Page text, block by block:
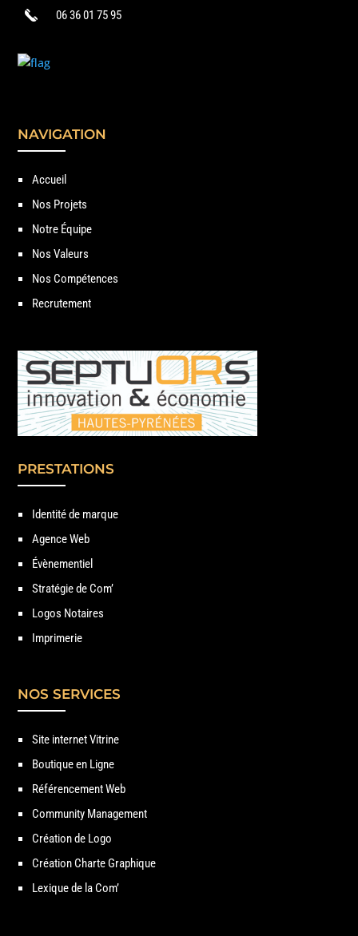
06 36 01 75 95
NAVIGATION
Accueil
Nos Projets
Notre Équipe
Nos Valeurs
Nos Compétences
Recrutement
PRESTATIONS
Identité de marque
Agence Web
Évènementiel
Stratégie de Com’
Logos Notaires
Imprimerie
NOS SERVICES
Site internet Vitrine
Boutique en Ligne
Référencement Web
Community Management
Création de Logo
Création Charte Graphique
Lexique de la Com’